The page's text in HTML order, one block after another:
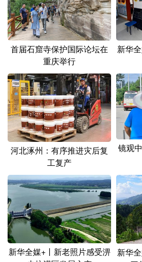
首届石窟寺保护国际论坛在
重庆举行
新华
河北涿州：有序推进灾后复
工复产
镜观
新华全媒+丨新老照片感受淠
新华